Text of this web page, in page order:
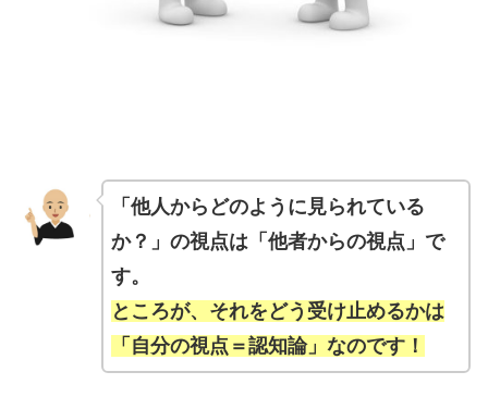
「他人からどのように見られている
か？」の視点は「他者からの視点」で
す。
ところが、それをどう受け止めるかは
「自分の視点＝認知論」なのです！